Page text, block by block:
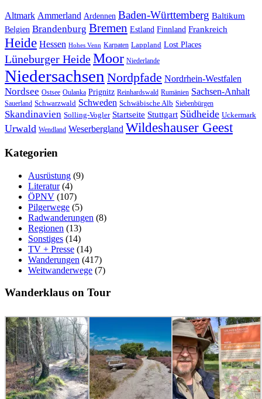
Altmark Ammerland Ardennen Baden-Württemberg Baltikum
Belgien Brandenburg Bremen Estland Finnland Frankreich
Heide Hessen Hohes Venn Karpaten Lappland Lost Places
Lüneburger HeideMoor Niederlande
Niedersachsen Nordpfade Nordrhein-Westfalen
Nordsee Ostsee Oulanka Prignitz Reinhardswald Rumänien Sachsen-Anhalt
Sauerland Schwarzwald Schweden Schwäbische Alb Siebenbürgen
Skandinavien Solling-Vogler Startseite Stuttgart Südheide Uckermark
Urwald Wendland Weserbergland Wildeshauser Geest
Kategorien
Ausrüstung (9)
Literatur(4)
ÖPNV (107)
Pilgerwege (5)
Radwanderungen (8)
Regionen (13)
Sonstiges (14)
TV + Presse (14)
Wanderungen (417)
Weitwanderwege (7)
Wanderklaus on Tour